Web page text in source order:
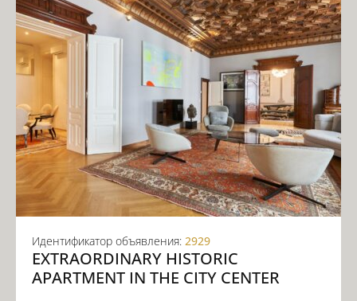
Идентификатор объявления: 2929
EXTRAORDINARY HISTORIC
APARTMENT IN THE CITY CENTER